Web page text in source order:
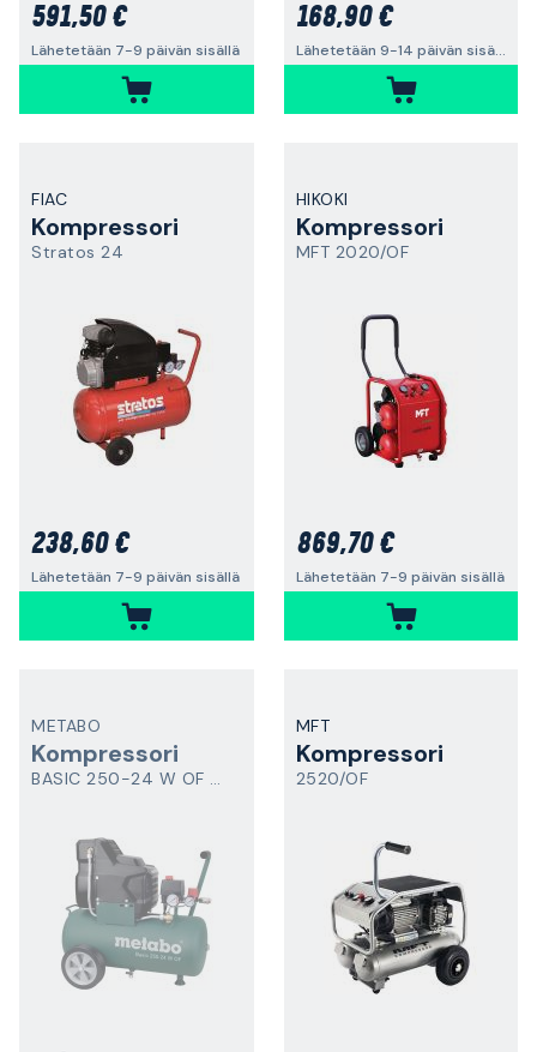
591,50 €
Lähetetään 7-9 päivän sisällä
168,90 €
Lähetetään 9-14 päivän sisällä
FIAC
Kompressori
Stratos 24
238,60 €
Lähetetään 7-9 päivän sisällä
HIKOKI
Kompressori
MFT 2020/OF
869,70 €
Lähetetään 7-9 päivän sisällä
METABO
Kompressori
BASIC 250-24 W OF SET
MFT
Kompressori
2520/OF